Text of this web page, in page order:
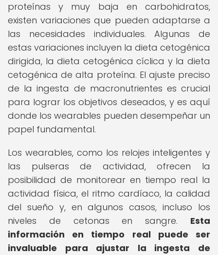
proteínas y muy baja en carbohidratos,
existen variaciones que pueden adaptarse a
las necesidades individuales. Algunas de
estas variaciones incluyen la dieta cetogénica
dirigida, la dieta cetogénica cíclica y la dieta
cetogénica de alta proteína. El ajuste preciso
de la ingesta de macronutrientes es crucial
para lograr los objetivos deseados, y es aquí
donde los wearables pueden desempeñar un
papel fundamental.
Los wearables, como los relojes inteligentes y
las pulseras de actividad, ofrecen la
posibilidad de monitorear en tiempo real la
actividad física, el ritmo cardíaco, la calidad
del sueño y, en algunos casos, incluso los
niveles de cetonas en sangre. Esta
información en tiempo real puede ser
invaluable para ajustar la ingesta de